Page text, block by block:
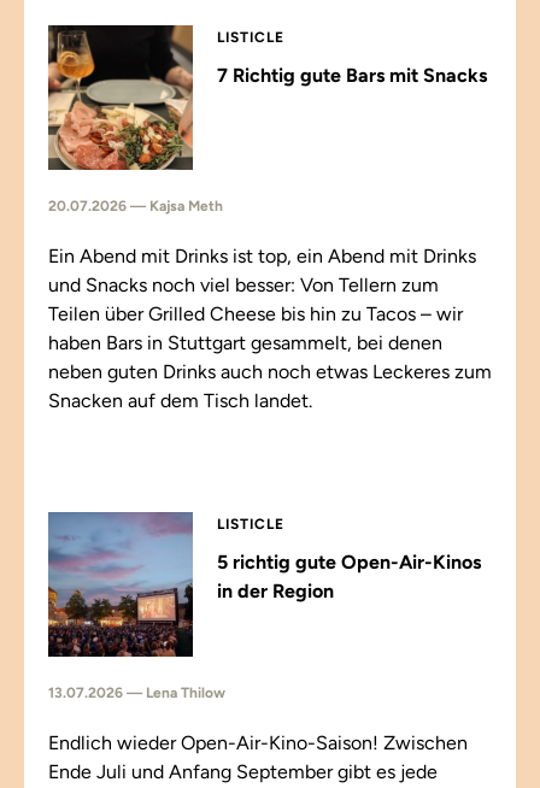
LISTICLE
7 Richtig gute Bars mit Snacks
20.07.2026 — Kajsa Meth
Ein Abend mit Drinks ist top, ein Abend mit Drinks
und Snacks noch viel besser: Von Tellern zum
Teilen über Grilled Cheese bis hin zu Tacos – wir
haben Bars in Stuttgart gesammelt, bei denen
neben guten Drinks auch noch etwas Leckeres zum
Snacken auf dem Tisch landet.
LISTICLE
5 richtig gute Open-Air-Kinos
in der Region
13.07.2026 — Lena Thilow
Endlich wieder Open-Air-Kino-Saison! Zwischen
Ende Juli und Anfang September gibt es jede